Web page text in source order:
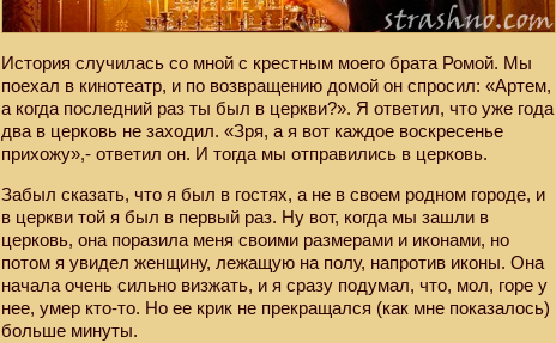
История случилась со мной с крестным моего брата Ромой. Мы
поехал в кинотеатр, и по возвращению домой он спросил: «Артем,
а когда последний раз ты был в церкви?». Я ответил, что уже года
два в церковь не заходил. «Зря, а я вот каждое воскресенье
прихожу»,- ответил он. И тогда мы отправились в церковь.
Забыл сказать, что я был в гостях, а не в своем родном городе, и
в церкви той я был в первый раз. Ну вот, когда мы зашли в
церковь, она поразила меня своими размерами и иконами, но
потом я увидел женщину, лежащую на полу, напротив иконы. Она
начала очень сильно визжать, и я сразу подумал, что, мол, горе у
нее, умер кто-то. Но ее крик не прекращался (как мне показалось)
больше минуты.